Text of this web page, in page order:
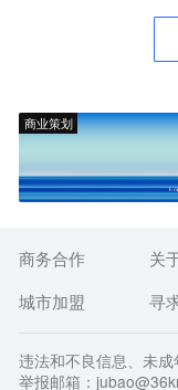
商业策划
商务合作 关
城市加盟
寻
违法和不良信息、未
举报邮箱：